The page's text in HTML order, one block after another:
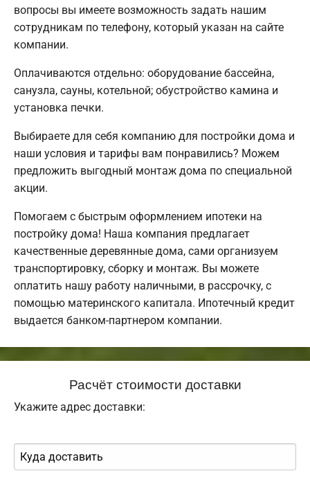
вопросы вы имеете возможность задать нашим
сотрудникам по телефону, который указан на сайте
компании.
Оплачиваются отдельно: оборудование бассейна,
санузла, сауны, котельной; обустройство камина и
установка печки.
Выбираете для себя компанию для постройки дома и
наши условия и тарифы вам понравились? Можем
предложить выгодный монтаж дома по специальной
акции.
Помогаем с быстрым оформлением ипотеки на
постройку дома! Наша компания предлагает
качественные деревянные дома, сами организуем
транспортировку, сборку и монтаж. Вы можете
оплатить нашу работу наличными, в рассрочку, с
помощью материнского капитала. Ипотечный кредит
выдается банком-партнером компании.
Расчёт стоимости доставки
Укажите адрес доставки: